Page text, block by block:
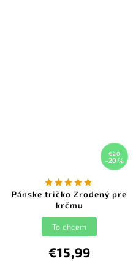
€20
–20 %
Pánske tričko Zrodený pre
krčmu
€15,99
To chcem